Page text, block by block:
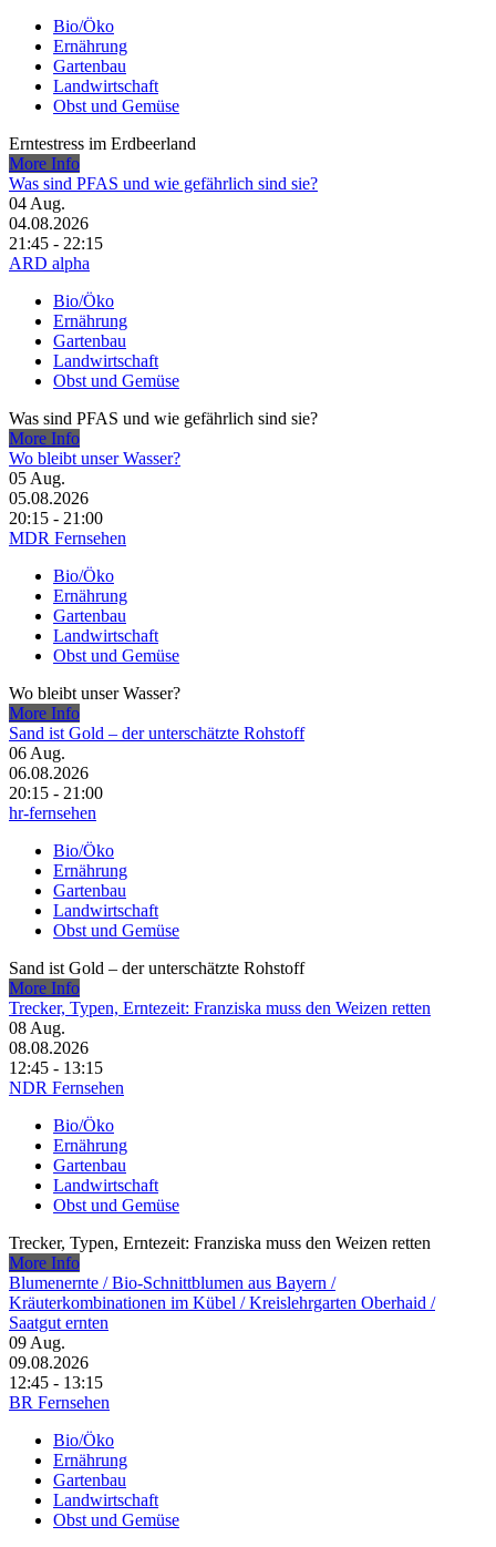
Bio/Öko
Ernährung
Gartenbau
Landwirtschaft
Obst und Gemüse
Erntestress im Erdbeerland
More Info
Was sind PFAS und wie gefährlich sind sie?
04 Aug.
04.08.2026
21:45 - 22:15
ARD alpha
Bio/Öko
Ernährung
Gartenbau
Landwirtschaft
Obst und Gemüse
Was sind PFAS und wie gefährlich sind sie?
More Info
Wo bleibt unser Wasser?
05 Aug.
05.08.2026
20:15 - 21:00
MDR Fernsehen
Bio/Öko
Ernährung
Gartenbau
Landwirtschaft
Obst und Gemüse
Wo bleibt unser Wasser?
More Info
Sand ist Gold – der unterschätzte Rohstoff
06 Aug.
06.08.2026
20:15 - 21:00
hr-fernsehen
Bio/Öko
Ernährung
Gartenbau
Landwirtschaft
Obst und Gemüse
Sand ist Gold – der unterschätzte Rohstoff
More Info
Trecker, Typen, Erntezeit: Franziska muss den Weizen retten
08 Aug.
08.08.2026
12:45 - 13:15
NDR Fernsehen
Bio/Öko
Ernährung
Gartenbau
Landwirtschaft
Obst und Gemüse
Trecker, Typen, Erntezeit: Franziska muss den Weizen retten
More Info
Blumenernte /​ Bio-Schnittblumen aus Bayern /​
Kräuterkombinationen im Kübel /​ Kreislehrgarten Oberhaid /​
Saatgut ernten
09 Aug.
09.08.2026
12:45 - 13:15
BR Fernsehen
Bio/Öko
Ernährung
Gartenbau
Landwirtschaft
Obst und Gemüse